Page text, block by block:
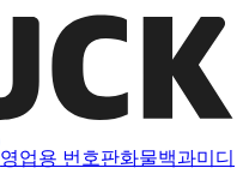
영업용 번호판화물백과미디